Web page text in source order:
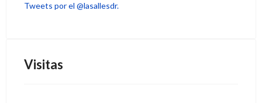
Tweets por el @lasallesdr.
Visitas